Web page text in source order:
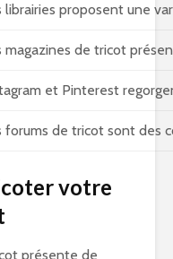
librairies proposent une
magazines de tricot
et Pinterest
forums de tricot sont des
votre
présente de